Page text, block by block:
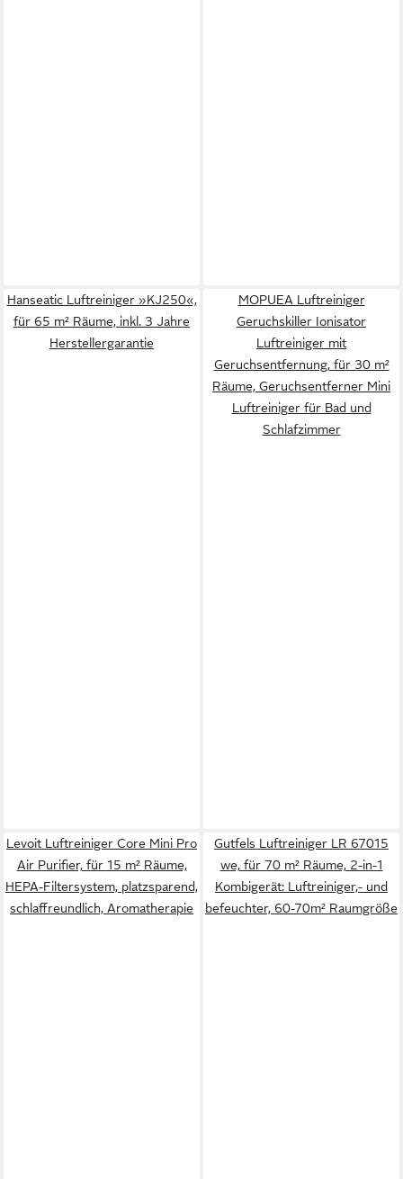
Hanseatic Luftreiniger »KJ250«,
für 65 m² Räume, inkl. 3 Jahre
Herstellergarantie
MOPUEA Luftreiniger
Geruchskiller Ionisator
Luftreiniger mit
Geruchsentfernung, für 30 m²
Räume, Geruchsentferner Mini
Luftreiniger für Bad und
Schlafzimmer
Levoit Luftreiniger Core Mini Pro
Air Purifier, für 15 m² Räume,
HEPA-Filtersystem, platzsparend,
schlaffreundlich, Aromatherapie
Gutfels Luftreiniger LR 67015
we, für 70 m² Räume, 2-in-1
Kombigerät: Luftreiniger,- und
befeuchter, 60-70m² Raumgröße